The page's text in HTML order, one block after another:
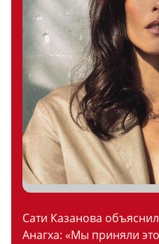
Сати Казанова
Анагха: «Мы приняли